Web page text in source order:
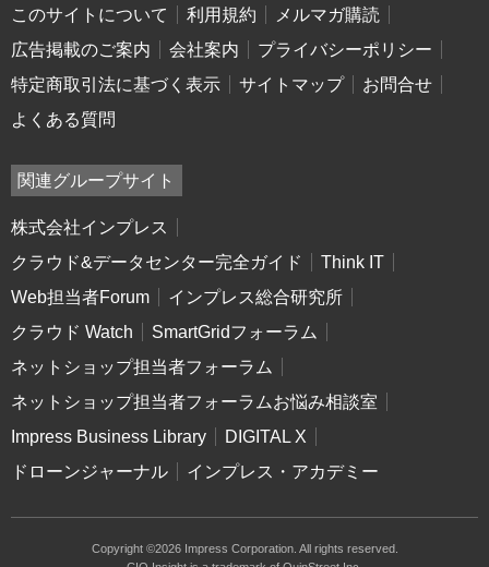
このサイトについて 利用規約
メルマガ購読
広告掲載のご案内
会社案内
プライバシーポリシー
特定商取引法に基づく表示
サイトマップ
お問合せ
よくある質問
関連グループサイト
株式会社インプレス
クラウド&データセンター完全ガイド
Think IT
Web担当者Forum
インプレス総合研究所
クラウド Watch
SmartGridフォーラム
ネットショップ担当者フォーラム
ネットショップ担当者フォーラムお悩み相談室
Impress Business Library
DIGITAL X
ドローンジャーナル
インプレス・アカデミー
Copyright ©2026 Impress Corporation. All rights reserved.